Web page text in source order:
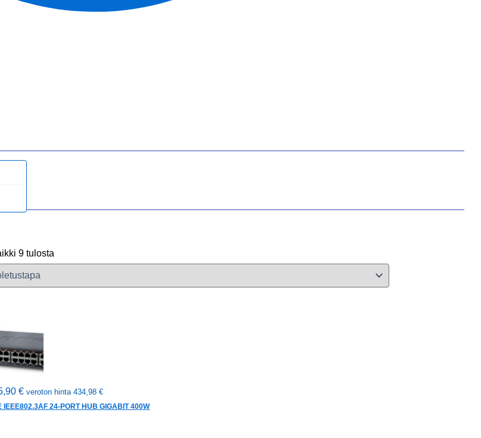
9 tulosta
€ veroton hinta434,98€
IEEE802.3AF 24-PORT HUB GIGABIT 400W